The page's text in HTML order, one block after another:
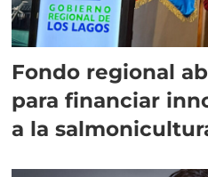
Fondo regional
para financiar
a la